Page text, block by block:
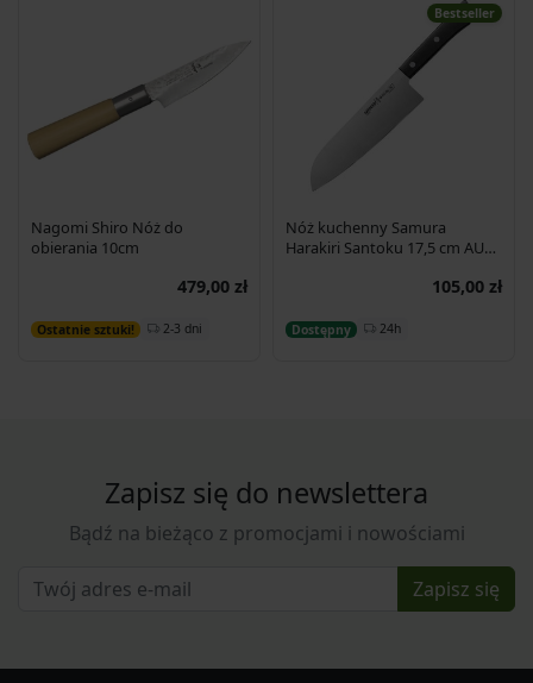
Nagomi Shiro Nóż do
obierania 10cm
479,00 zł
Ostatnie sztuki! 2-3 dni
Dodaj do koszyka
Bestseller
Nóż kuchenny Samura
Harakiri Santoku 17,5 cm AUS-
105,00 zł
Dostępny 24h
Dodaj do koszyka
Zapisz się do newslettera
Bądź na bieżąco z promocjami i nowościami
Zapisz się